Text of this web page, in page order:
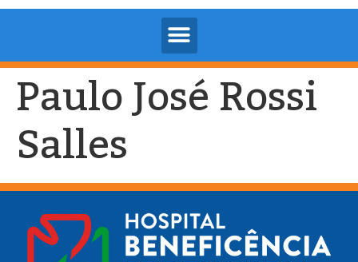
Paulo José Rossi
Salles